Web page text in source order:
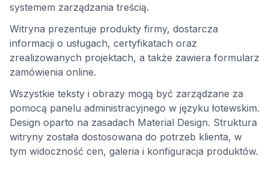
systemem zarządzania treścią.
Witryna prezentuje produkty firmy, dostarcza
informacji o usługach, certyfikatach oraz
zrealizowanych projektach, a także zawiera formularz
zamówienia online.
Wszystkie teksty i obrazy mogą być zarządzane za
pomocą panelu administracyjnego w języku łotewskim.
Design oparto na zasadach Material Design. Struktura
witryny została dostosowana do potrzeb klienta, w
tym widoczność cen, galeria i konfiguracja produktów.